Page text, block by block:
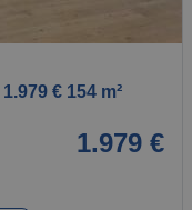
€ 154 m²
1.979 €